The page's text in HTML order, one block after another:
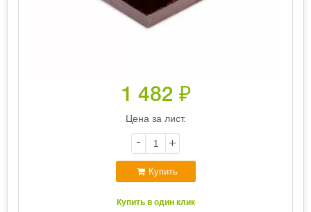
1 482 ₽
Цена за лист.
- +
Купить
Купить в один клик